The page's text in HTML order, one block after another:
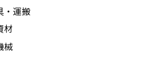
・運搬
材
械